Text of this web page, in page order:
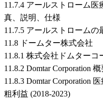
11.7.4 アールストローム
真、説明、仕様
11.7.5 アールストロームの
11.8 ドームター株式会社
11.8.1 株式会社ドムター
11.8.2 Domtar Corporation
11.8.3 Domtar Corporation
粗利益 (2018-2023)